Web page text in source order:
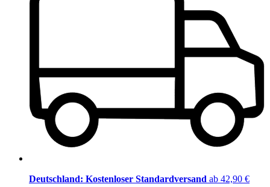
Deutschland: Kostenloser Standardversand ab 42,90 €